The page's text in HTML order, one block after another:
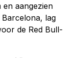
aangezien
lag
de Red Bull-